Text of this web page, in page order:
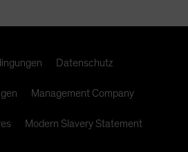
Datenschutz
Management Company
Modern Slavery Statement